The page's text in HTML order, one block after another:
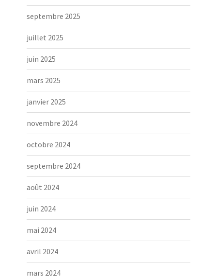
septembre 2025
juillet 2025
juin 2025
mars 2025
janvier 2025
novembre 2024
octobre 2024
septembre 2024
août 2024
juin 2024
mai 2024
avril 2024
mars 2024